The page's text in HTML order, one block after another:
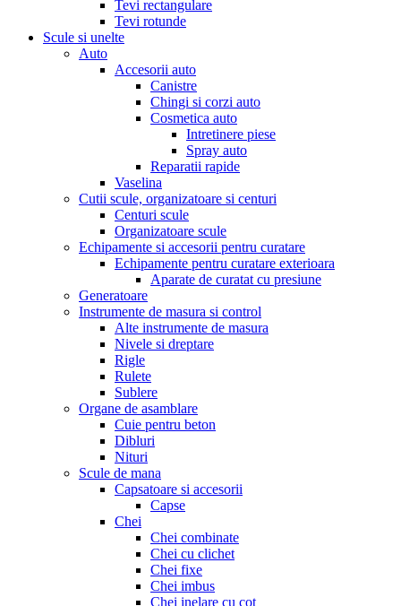
Tevi rectangulare
Tevi rotunde
Scule si unelte
Auto
Accesorii auto
Canistre
Chingi si corzi auto
Cosmetica auto
Intretinere piese
Spray auto
Reparatii rapide
Vaselina
Cutii scule, organizatoare si centuri
Centuri scule
Organizatoare scule
Echipamente si accesorii pentru curatare
Echipamente pentru curatare exterioara
Aparate de curatat cu presiune
Generatoare
Instrumente de masura si control
Alte instrumente de masura
Nivele si dreptare
Rigle
Rulete
Sublere
Organe de asamblare
Cuie pentru beton
Dibluri
Nituri
Scule de mana
Capsatoare si accesorii
Capse
Chei
Chei combinate
Chei cu clichet
Chei fixe
Chei imbus
Chei inelare cu cot